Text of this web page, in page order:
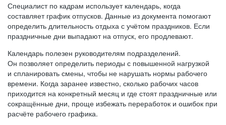
Специалист по кадрам использует календарь, когда
составляет график отпусков. Данные из документа помогают
определить длительность отдыха с учётом праздников. Если
праздничные дни выпадают на отпуск, его продлевают.
Календарь полезен руководителям подразделений.
Он позволяет определить периоды с повышенной нагрузкой
и спланировать смены, чтобы не нарушать нормы рабочего
времени. Когда заранее известно, сколько рабочих часов
приходится на конкретный месяц и где стоят праздничные или
сокращённые дни, проще избежать переработок и ошибок при
расчёте рабочего графика.